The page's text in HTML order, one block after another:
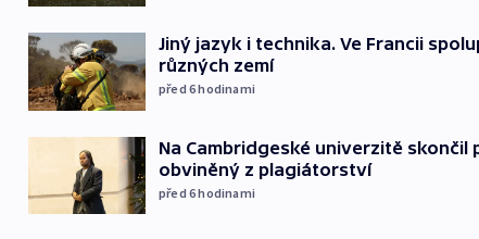
Jiný jazyk i technika. Ve Francii
různých zemí
před 6hodinami
Na Cambridgeské univerzitě skončil
obviněný z plagiátorství
před 6hodinami